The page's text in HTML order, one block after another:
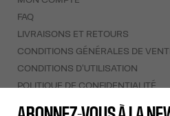
FAQ
LIVRAISONS ET RETOURS
CONDITIONS GÉNÉRALES DE
CONDITIONS D'UTILISATION
POLITIQUE DE CONFIDENTIALITÉ
FORMULAIRE DE RÉTRACTATION